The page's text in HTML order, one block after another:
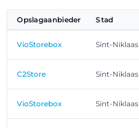
Opslagaanbieder Stad
VioStorebox Sint-Niklaas
C2Store Sint-Niklaas
VioStorebox Sint-Niklaas